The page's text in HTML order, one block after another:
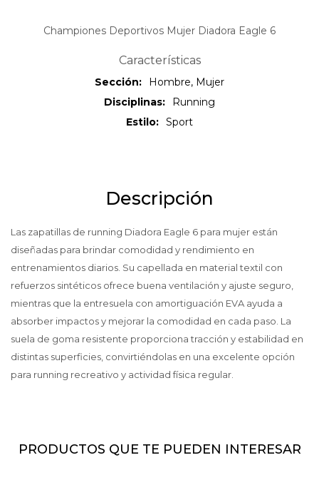
Championes Deportivos Mujer Diadora Eagle 6
Características
Sección
Hombre, Mujer
Disciplinas
Running
Estilo
Sport
Descripción
Las zapatillas de running Diadora Eagle 6 para mujer están
diseñadas para brindar comodidad y rendimiento en
entrenamientos diarios. Su capellada en material textil con
refuerzos sintéticos ofrece buena ventilación y ajuste seguro,
mientras que la entresuela con amortiguación EVA ayuda a
absorber impactos y mejorar la comodidad en cada paso. La
suela de goma resistente proporciona tracción y estabilidad en
distintas superficies, convirtiéndolas en una excelente opción
para running recreativo y actividad física regular.
PRODUCTOS QUE TE PUEDEN INTERESAR